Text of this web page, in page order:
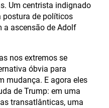
Um centrista indignado
postura de políticos
a ascensão de Adolf
nos extremos se
óbvia para
mudança. E agora eles
de Trump: em uma
transatlânticas, uma